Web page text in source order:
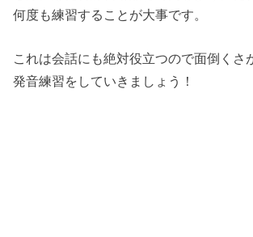
何度も練習することが大事です。
これは会話にも絶対役立つので面倒くさ
発音練習をしていきましょう！